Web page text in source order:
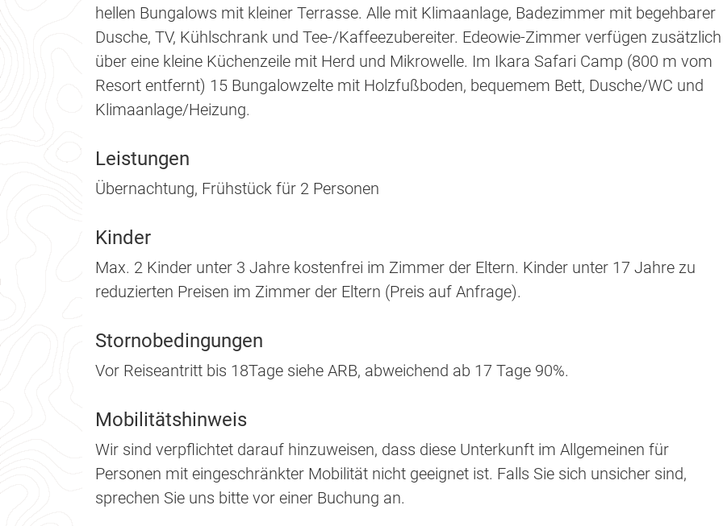
hellen Bungalows mit kleiner Terrasse. Alle mit Klimaanlage, Badezimmer mit begehbarer
Dusche, TV, Kühlschrank und Tee-/Kaffeezubereiter. Edeowie-Zimmer verfügen zusätzlich
über eine kleine Küchenzeile mit Herd und Mikrowelle. Im Ikara Safari Camp (800 m vom
Resort entfernt) 15 Bungalowzelte mit Holzfußboden, bequemem Bett, Dusche/WC und
Klimaanlage/Heizung.
Leistungen
Übernachtung, Frühstück für 2 Personen
Kinder
Max. 2 Kinder unter 3 Jahre kostenfrei im Zimmer der Eltern. Kinder unter 17 Jahre zu
reduzierten Preisen im Zimmer der Eltern (Preis auf Anfrage).
Stornobedingungen
Vor Reiseantritt bis 18Tage siehe ARB, abweichend ab 17 Tage 90%.
Mobilitätshinweis
Wir sind verpflichtet darauf hinzuweisen, dass diese Unterkunft im Allgemeinen für
Personen mit eingeschränkter Mobilität nicht geeignet ist. Falls Sie sich unsicher sind,
sprechen Sie uns bitte vor einer Buchung an.